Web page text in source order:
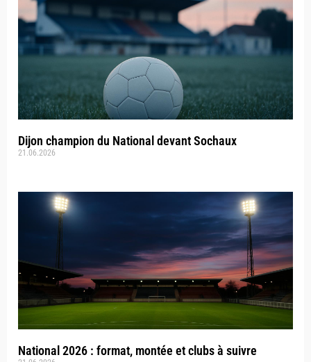
Dijon champion du National devant Sochaux
21.06.2026
National 2026 : format, montée et clubs à suivre